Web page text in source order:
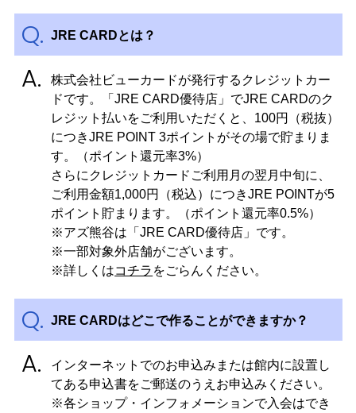
JRE CARDとは？
株式会社ビューカードが発行するクレジットカー
ドです。「JRE CARD優待店」でJRE CARDのク
レジット払いをご利用いただくと、100円（税抜）
につきJRE POINT 3ポイントがその場で貯まりま
す。（ポイント還元率3%）
さらにクレジットカードご利用月の翌月中旬に、
ご利用金額1,000円（税込）につきJRE POINTが5
ポイント貯まります。（ポイント還元率0.5%）
※アズ熊谷は「JRE CARD優待店」です。
※一部対象外店舗がございます。
※詳しくはコチラ をごらんください。
JRE CARDはどこで作ることができますか？
インターネットでのお申込みまたは館内に設置し
てある申込書をご郵送のうえお申込みください。
※各ショップ・インフォメーションで入会はでき